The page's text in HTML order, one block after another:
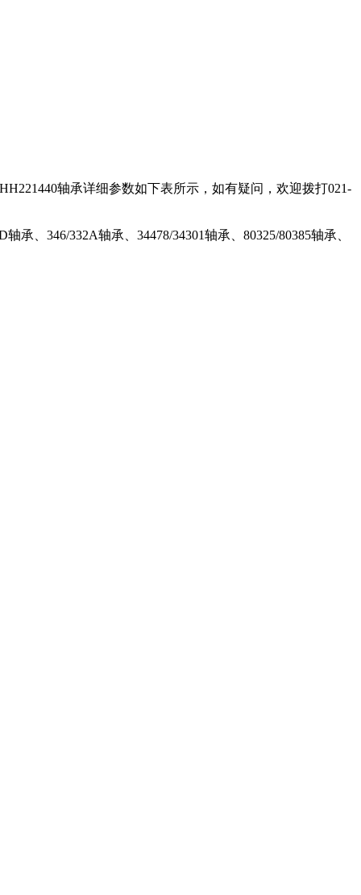
轴承详细参数如下表所示，如有疑问，欢迎拨打021-
、346/332A轴承、34478/34301轴承、80325/80385轴承、